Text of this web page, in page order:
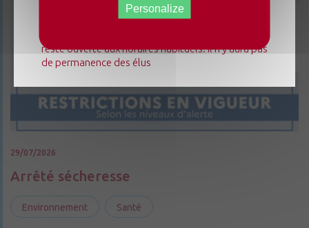
29/07/2026
Arrêté sécheresse
Environnement Santé
horaires ⚠ Elle sera fermée les jeudis, ouverte les
lundis 3, 10 et 17 août de 9h à 12h. L'accueil de la
reste ouverte aux horaires habituels. Il n'y aura pas
de permanence des élus
Personalize